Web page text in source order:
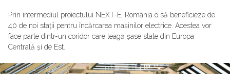
Prin intermediul proiectului NEXT-E, România o să beneficieze de
40 de noi stații pentru încărcarea mașinilor electrice. Acestea vor
face parte dintr-un coridor care leagă șase state din Europa
Centrală și de Est.